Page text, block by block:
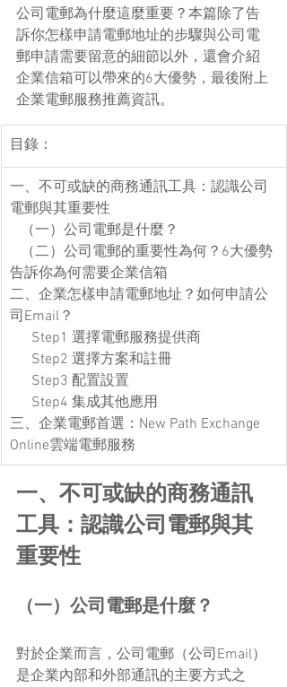
公司電郵為什麼這麼重要？本篇除了告
訴你怎樣申請電郵地址的步驟與公司電
郵申請需要留意的細節以外，還會介紹
企業信箱可以帶來的6大優勢，最後附上
企業電郵服務推薦資訊。
目錄：
​​一、不可或缺的商務通訊工具：認識公司
電郵與其重要性
   （一）公司電郵是什麼？
告訴你為何需要企業信箱
二、企業怎樣申請電郵地址？如何申請公
司Email？
      Step1 選擇電郵服務提供商
      Step2 選擇方案和註冊
      Step3 配置設置
      Step4 集成其他應用
三、企業電郵首選：New Path Exchange
Online雲端電郵服務
一、不可或缺的商務通訊
工具：認識公司電郵與其
重要性
（一）公司電郵是什麼？
對於企業而言，公司電郵（公司Email）
是企業內部和外部通訊的主要方式之